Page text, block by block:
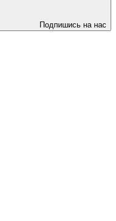
Подпишись на нас